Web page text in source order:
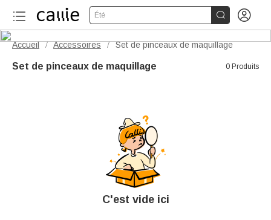
Été  
Accueil / Accessoires / Set de pinceaux de maquillage
Set de pinceaux de maquillage 0 Produits
C'est vide ici